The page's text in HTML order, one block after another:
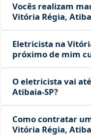
Vocês realizam
Vitória Régia,
Eletricista na
próximo de mim
O eletricista vai
Atibaia‑SP?
Como contratar
Vitória Régia,